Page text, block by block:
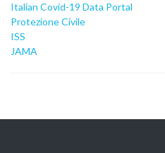
Italian Covid-19 Data Portal
Protezione Civile
ISS
JAMA